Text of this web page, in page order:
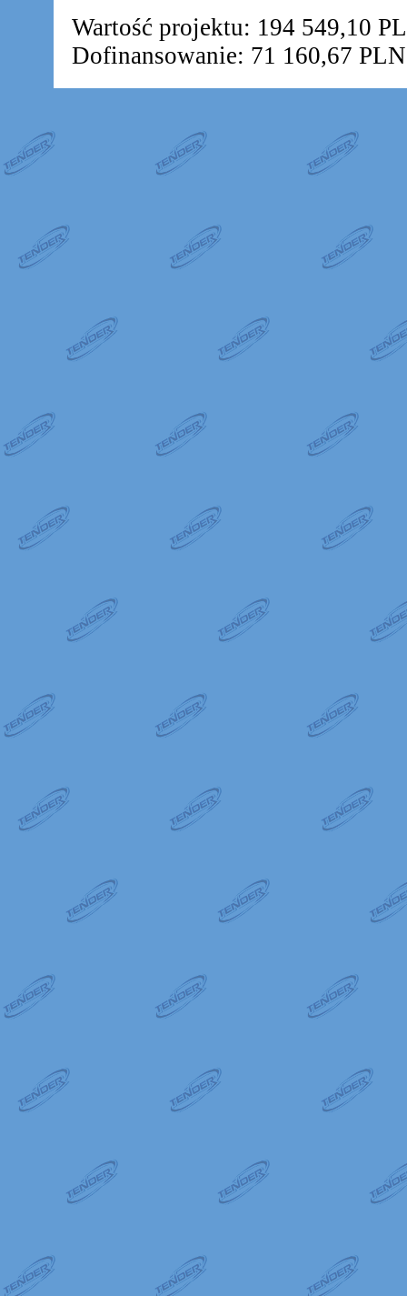
Wartość projektu: 194 549,10
Dofinansowanie: 71 160,67 PLN